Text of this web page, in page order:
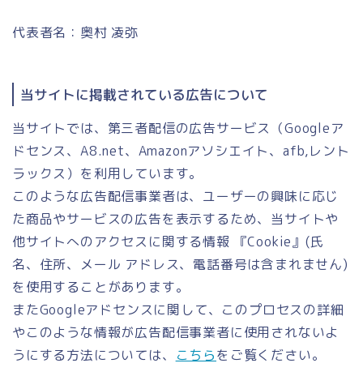
代表者名：奥村 凌弥
当サイトに掲載されている広告について
当サイトでは、第三者配信の広告サービス（Googleア
ドセンス、A8.net、Amazonアソシエイト、afb,レント
ラックス）を利用しています。
このような広告配信事業者は、ユーザーの興味に応じ
た商品やサービスの広告を表示するため、当サイトや
他サイトへのアクセスに関する情報 『Cookie』(氏
名、住所、メール アドレス、電話番号は含まれません)
を使用することがあります。
またGoogleアドセンスに関して、このプロセスの詳細
やこのような情報が広告配信事業者に使用されないよ
うにする方法については、
こちらをご覧ください。